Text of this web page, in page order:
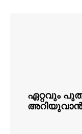
ഏറ്റവും